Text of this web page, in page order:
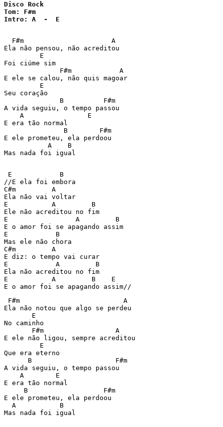
Disco Rock
Tom: F#m
Intro: A  -  E
  F#m                      A
Ela não pensou, não acreditou
         E
Foi ciúme sim
              F#m            A
E ele se calou, não quis magoar
         E
Seu coração
              B          F#m
A vida seguiu, o tempo passou
    A                E
E era tão normal
               B        F#m
E ele prometeu, ela perdoou
           A    B
Mas nada foi igual
E            B
//E ela foi embora
C#m         A
Ela não vai voltar
E           A         B
Ele não acreditou no fim
E                 A         B
E o amor foi se apagando assim
E            B
Mas ele não chora
C#m         A
E diz: o tempo vai curar
E            A         B
Ela não acreditou no fim
E           A         B    E
F#m                          A
Ela não notou que algo se perdeu
       E
No caminho
       F#m                  A
E ele não ligou, sempre acreditou
         E
Que era eterno
      B                     F#m
A vida seguiu, o tempo passou
    A        E
E era tão normal
     B                   F#m
E ele prometeu, ela perdoou
  A           B
Mas nada foi igual